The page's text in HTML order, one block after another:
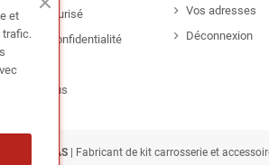
sécurisé
de confidentialité
nous
Vos adresses
Déconnexion
SAS| Fabricant de kit carrosserie et
et
trafic.